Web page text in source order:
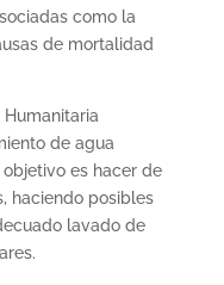
como la
de mortalidad
de agua
es hacer de
haciendo posibles
lavado de